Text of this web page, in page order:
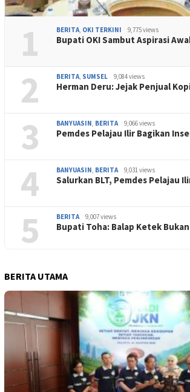
1 BERITA, OKI TERKINI 9,775 views
Bupati OKI Sambut Aspirasi
2 BERITA, SUMSEL 9,084 views
Herman Deru: Jejak Penjual
3 BANYUASIN, BERITA 9,066 views
Pemdes Pelajau Ilir Bagikan
4 BANYUASIN, BERITA 9,031 views
Salurkan BLT, Pemdes Pelajau
5 BERITA 9,007 views
Bupati Toha: Balap Ketek
BERITA UTAMA